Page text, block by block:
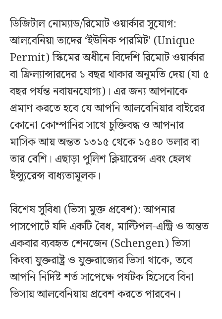
ডিজিটাল নোম্যাড/রিমোট ওয়ার্কার সুযোগ:
আলবেনিয়া তাদের ‘ইউনিক পারমিট’ (Unique
Permit) স্কিমের অধীনে বিদেশি রিমোট ওয়ার্কার
বা ফ্রিল্যান্সারদের ১ বছর থাকার অনুমতি দেয় (যা ৫
বছর পর্যন্ত নবায়নযোগ্য)। এর জন্য আপনাকে
প্রমাণ করতে হবে যে আপনি আলবেনিয়ার বাইরের
কোনো কোম্পানির সাথে চুক্তিবদ্ধ ও আপনার
মাসিক আয় অন্তত ১৩১৫ থেকে ১৫৪০ ডলার বা
তার বেশি। এছাড়া পুলিশ ক্লিয়ারেন্স এবং হেলথ
ইন্স্যুরেন্স বাধ্যতামূলক।
বিশেষ সুবিধা (ভিসা মুক্ত প্রবেশ): আপনার
পাসপোর্টে যদি একটি বৈধ, মাল্টিপল-এন্ট্রি ও অন্তত
একবার ব্যবহৃত শেনজেন (Schengen) ভিসা
কিংবা যুক্তরাষ্ট্র ও যুক্তরাজ্যের ভিসা থাকে, তবে
আপনি নির্দিষ্ট শর্ত সাপেক্ষে পর্যটক হিসেবে বিনা
ভিসায় আলবেনিয়ায় প্রবেশ করতে পারবেন।